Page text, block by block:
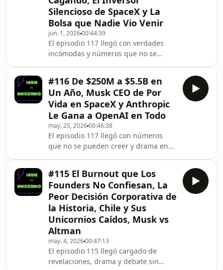
como sistema operativo de toda la
organización. Loops cerrados en cada
proceso, empresas legibles para los
modelos, fábricas de software donde
los humanos definen
Silencioso de SpaceX y La
Bolsa que Nadie Vio Venir
jun. 1, 202600:44:39
El episodio 117 llegó con verdades
incómodas y números que no se
más importante de SpaceX. Fue el
primero en poner plata cuando Elon
lo necesitaba y nunca paró. Hoy tiene
el 4% de la compañía. Si el IPO sale a
2 trillones, se lleva 100 billones solo
en carry. El mayor retorno en dólares
de cualquier inversor en la historia, h
#116 De $250M a $5.5B en
Un Año, Musk CEO de Por
Vida en SpaceX y Anthropic
Le Gana a OpenAI en Todo
may. 25, 202600:46:38
El episodio 117 llegó con números
que no se pueden creer y drama en
convirtió 250 millones en 5.5 billones
en un solo año apostando a la
infraestructura de AI. Ahora hizo el
giro que nadie esperaba: apostó
contra Nvidia, Oracle y TSMC con puts
masivos. Su mensaje es claro — el
mercado está a punto de explotar.
SpaceX presentó su S1.
#115 El Burnout que Los
Founders No Confiesan, La
Peor Decisión Corporativa de
la Historia, Chile y Sus
Unicornios Caídos, Musk vs
Altman
may. 4, 202600:47:13
El episodio 115 llegó cargado de
revelaciones, drama y debate sin